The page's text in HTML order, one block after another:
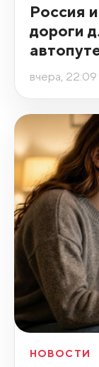
Россия
дороги
вчера, 22:09
НОВОСТИ